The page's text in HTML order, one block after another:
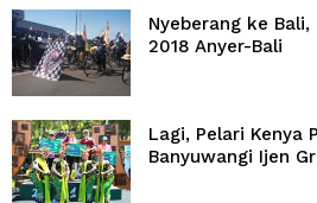
Nyeberang ke
2018 Anyer-Bali
Lagi, Pelari Kenya
Banyuwangi Ijen